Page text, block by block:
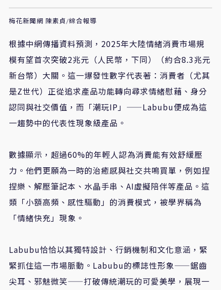
梅花新聞網 陳素貞/綜合報導
根據中網傳播資料預測，2025年大陸情緒消費市場規
模有望首次突破2兆元（人民幣，下同）（約合8.3兆元
新台幣）大關。這一爆發性數字代表著：消費者（尤其
是Z世代）正從追求產品功能轉向尋求情緒慰藉、身分
認同與社交價值，而「潮玩IP」——Labubu便成為這
一趨勢中的代表性現象級產品。
數據顯示，超過60%的年輕人認為消費能有效舒緩壓
力。他們更願為一時的治癒感與社交共鳴買單，例如捏
捏樂、解壓筆記本、水晶手串、AI虛擬陪伴等產品。這
類「小額高頻、感性驅動」的消費模式，被學界稱為
「情緒快充」現象。
Labubu恰恰以其獨特設計、行銷機制和文化意涵，緊
緊抓住這一市場脈動。Labubu的標誌性形象——鋸齒
尖耳、邪魅微笑——打破傳統潮玩的可愛美學，展現一